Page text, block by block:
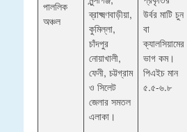
পাললিক
অঞ্চল
ব্রাক্ষ্মণবাড়ীয়া,
কুমিল্লা,
চাঁদপুর
নোয়াখালী,
ফেনী, চট্টগ্রাম
ও সিলেট
জেলার সমতল
এলাকা।
উর্বর মাটি চুন
বা
ক্যালসিয়ামের
ভাগ কম।
পিএইচ মান
৫.৫-৬.৮